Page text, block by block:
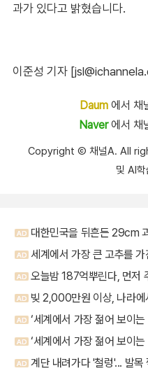
과가 있다고 밝혔습니다.
이준성 기자
Daum에서 채
Naver에서 채
Copyright Ⓒ 채널A. All
및 AI학